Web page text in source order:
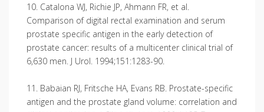
10. Catalona WJ, Richie JP, Ahmann FR, et al.
Comparison of digital rectal examination and serum
prostate specific antigen in the early detection of
prostate cancer: results of a multicenter clinical trial of
6,630 men. J Urol. 1994;151:1283-90.
11. Babaian RJ, Fritsche HA, Evans RB. Prostate-specific
antigen and the prostate gland volume: correlation and